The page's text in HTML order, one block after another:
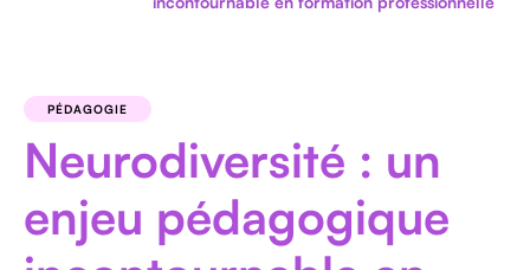
ET
NDA
CERTIFICATION
HANDICAP
PÉDAGOGIE
Neurodiversité : un
enjeu pédagogique